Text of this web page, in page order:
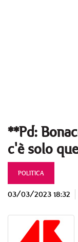
**Pd:
c'è solo
POLITICA
03/03/2023 18:32